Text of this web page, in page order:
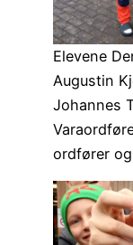
Elevene
Augustin
Johannes
ordfører